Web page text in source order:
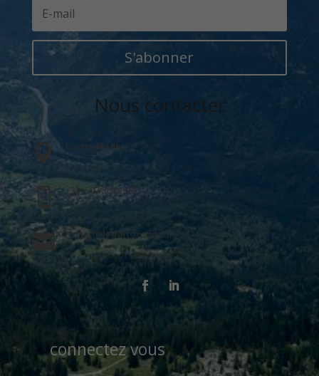
S'abonner
Nous contacter
 Espace Nieder
 +33 6 07 50 91 20
 contact@lesfortstrotters.fr
connectez vous